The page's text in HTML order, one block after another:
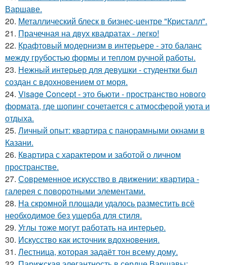
Варшаве.
20. Металлический блеск в бизнес-центре "Кристалл".
21. Прачечная на двух квадратах - легко!
22. Крафтовый модернизм в интерьере - это баланс
между грубостью формы и теплом ручной работы.
23. Нежный интерьер для девушки - студентки был
создан с вдохновением от моря.
24. Visage Concept - это бьюти - пространство нового
формата, где шопинг сочетается с атмосферой уюта и
отдыха.
25. Личный опыт: квартира с панорамными окнами в
Казани.
26. Квартира с характером и заботой о личном
пространстве.
27. Современное искусство в движении: квартира -
галерея с поворотными элементами.
28. На скромной площади удалось разместить всё
необходимое без ущерба для стиля.
29. Углы тоже могут работать на интерьер.
30. Искусство как источник вдохновения.
31. Лестница, которая задаёт тон всему дому.